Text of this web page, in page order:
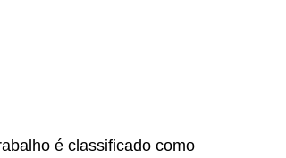
é classificado como